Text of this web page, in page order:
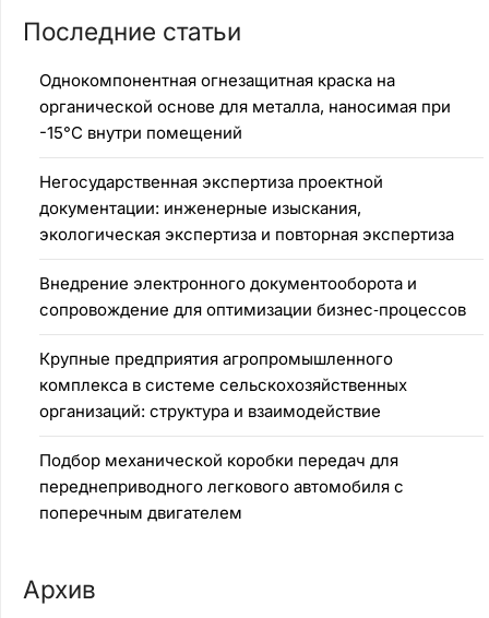
Последние статьи
Однокомпонентная огнезащитная краска на
органической основе для металла, наносимая при
-15°C внутри помещений
Негосударственная экспертиза проектной
документации: инженерные изыскания,
экологическая экспертиза и повторная экспертиза
Внедрение электронного документооборота и
сопровождение для оптимизации бизнес‑процессов
Крупные предприятия агропромышленного
комплекса в системе сельскохозяйственных
организаций: структура и взаимодействие
Подбор механической коробки передач для
переднеприводного легкового автомобиля с
поперечным двигателем
Архив